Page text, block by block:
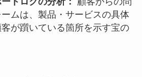
ムは、製品・サービスの具体
が躓いている箇所を示す宝の